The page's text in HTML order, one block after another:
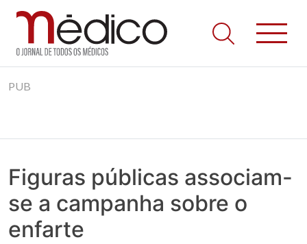
to
Jornal Médico
Médico – O Jornal de Todos os Médicos. Onde as notícias
realmente contam! Tudo o que se passa na Saúde!
PUB
Figuras públicas associam-
se a campanha sobre o
enfarte